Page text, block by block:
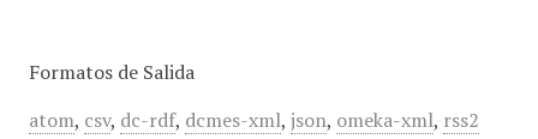
Formatos de Salida
atom, csv, dc-rdf, dcmes-xml, json, omeka-xml, rss2